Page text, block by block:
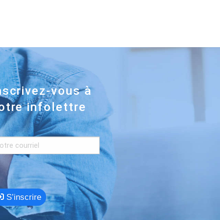
vous à
infolettre
S’inscrire